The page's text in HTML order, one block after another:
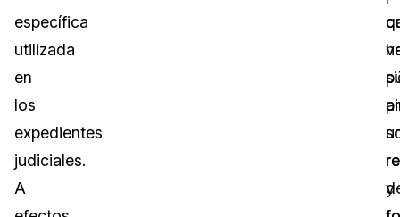
específica
utilizada
en
los
expedientes
judiciales.
A
y